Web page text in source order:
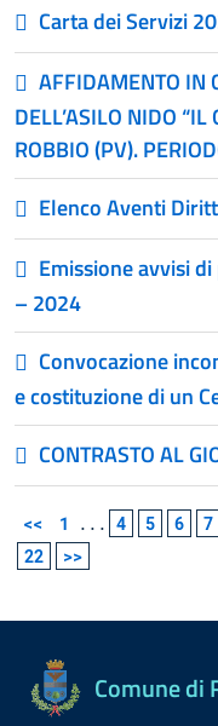
Carta dei Servizi
AFFIDAMENTO IN
DELL’ASILO NIDO
ROBBIO (PV).
Elenco Aventi
Emissione avvisi
– 2024
Convocazione
e costituzione di un
CONTRASTO AL
<< 1 ... 4 5 6 7
22
>>
Comune di